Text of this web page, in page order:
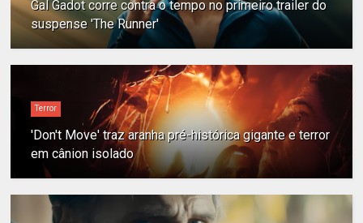
Gal Gadot corre contra o tempo no primeiro trailer do
suspense 'The Runner'
Terror
'Don't Move' traz aranha pré-histórica gigante e terror
em cânion isolado